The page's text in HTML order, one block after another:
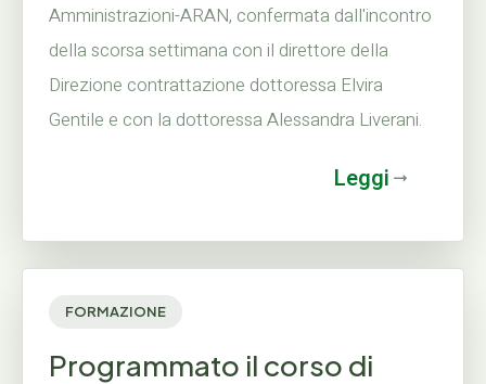
Amministrazioni-ARAN, confermata dall'incontro
della scorsa settimana con il direttore della
Direzione contrattazione dottoressa Elvira
Gentile e con la dottoressa Alessandra Liverani.
Leggi
FORMAZIONE
Programmato il corso di